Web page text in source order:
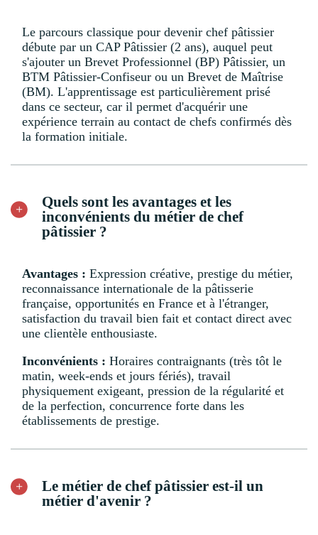
Le parcours classique pour devenir chef pâtissier
débute par un CAP Pâtissier (2 ans), auquel peut
s'ajouter un Brevet Professionnel (BP) Pâtissier, un
BTM Pâtissier-Confiseur ou un Brevet de Maîtrise
(BM). L'apprentissage est particulièrement prisé
dans ce secteur, car il permet d'acquérir une
expérience terrain au contact de chefs confirmés dès
la formation initiale.
Quels sont les avantages et les
inconvénients du métier de chef
pâtissier ?
Avantages : Expression créative, prestige du métier,
reconnaissance internationale de la pâtisserie
française, opportunités en France et à l'étranger,
satisfaction du travail bien fait et contact direct avec
une clientèle enthousiaste.
Inconvénients : Horaires contraignants (très tôt le
matin, week-ends et jours fériés), travail
physiquement exigeant, pression de la régularité et
de la perfection, concurrence forte dans les
établissements de prestige.
Le métier de chef pâtissier est-il un
métier d'avenir ?